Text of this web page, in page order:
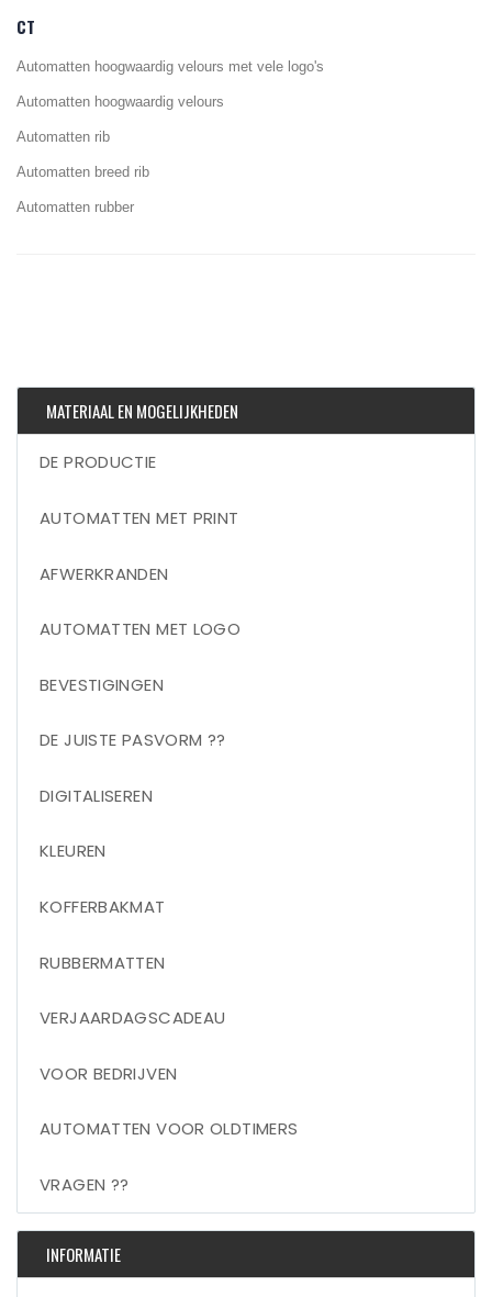
CT
Automatten hoogwaardig velours met vele logo's
Automatten hoogwaardig velours
Automatten rib
Automatten breed rib
Automatten rubber
MATERIAAL EN MOGELIJKHEDEN
DE PRODUCTIE
AUTOMATTEN MET PRINT
AFWERKRANDEN
AUTOMATTEN MET LOGO
BEVESTIGINGEN
DE JUISTE PASVORM ??
DIGITALISEREN
KLEUREN
KOFFERBAKMAT
RUBBERMATTEN
VERJAARDAGSCADEAU
VOOR BEDRIJVEN
AUTOMATTEN VOOR OLDTIMERS
VRAGEN ??
INFORMATIE